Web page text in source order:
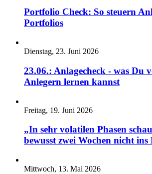
Portfolio Check: So steuern
Portfolios
Dienstag, 23. Juni 2026
23.06.: Anlagecheck - was Du
Anlegern lernen kannst
Freitag, 19. Juni 2026
„In sehr volatilen Phasen
bewusst zwei Wochen nicht ins
Mittwoch, 13. Mai 2026